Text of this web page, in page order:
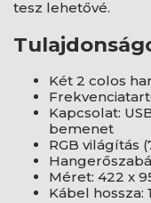
tesz lehetővé.
Két 2 colos
Kapcsolat:
bemenet
RGB világítás
Méret: 422 x
Kábel hossza: